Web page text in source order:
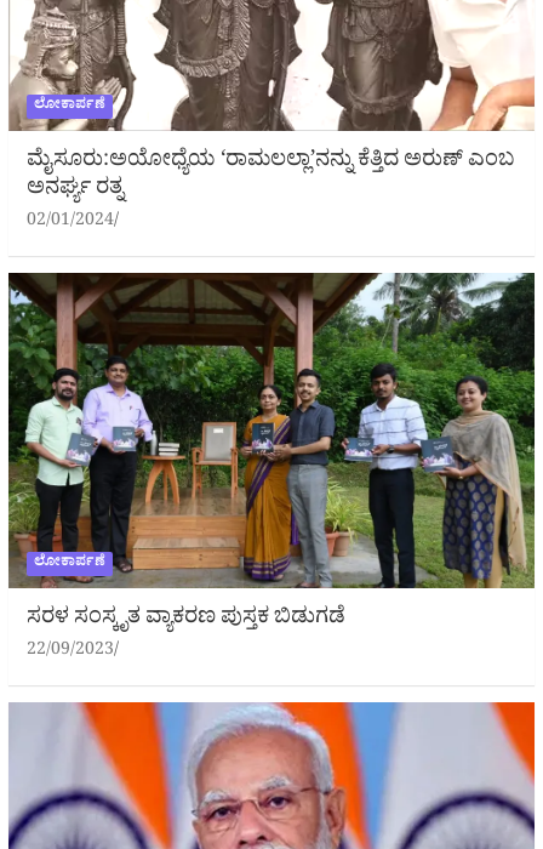
ಲೋಕಾರ್ಪಣೆ
ಮೈಸೂರು:ಅಯೋಧ್ಯೆಯ ‘ರಾಮಲಲ್ಲಾ’ನನ್ನು ಕೆತ್ತಿದ ಅರುಣ್ ಎಂಬ
ಅನರ್ಘ್ಯ ರತ್ನ
02/01/2024
ಲೋಕಾರ್ಪಣೆ
ಸರಳ ಸಂಸ್ಕೃತ ವ್ಯಾಕರಣ ಪುಸ್ತಕ ಬಿಡುಗಡೆ
22/09/2023